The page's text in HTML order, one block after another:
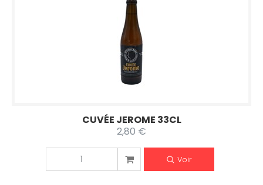
CUVÉE JEROME 33CL
2,80 €
Voir